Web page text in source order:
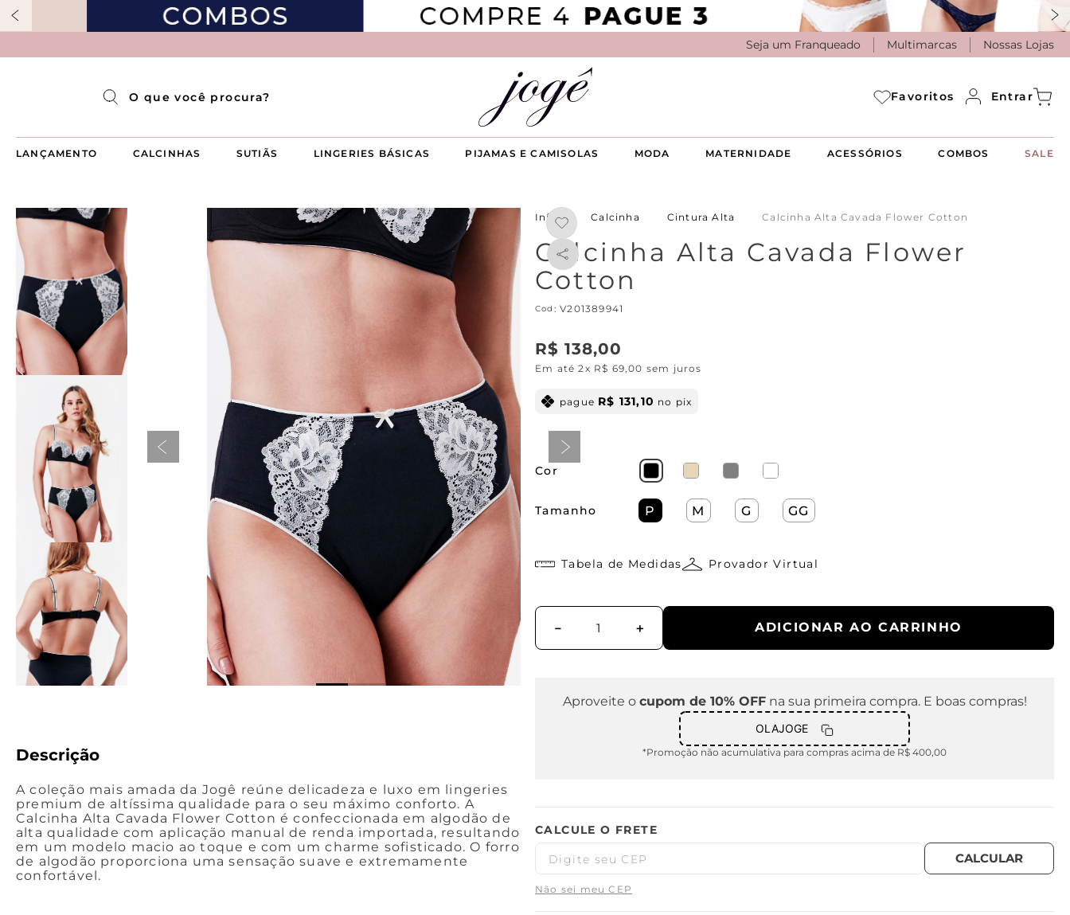
Seja um Franqueado Multimarcas Nossas Lojas
Favoritos Entrar
LANÇAMENTO CALCINHAS SUTIÃS LINGERIES BÁSICAS PIJAMAS E CAMISOLAS MODA MATERNIDADE ACESSÓRIOS COMBOS SALE
Pijama Longo Americado Aberto Luma
Pijama Capri Aberto
Pijama Curto Aberto
Descrição
A coleção mais amada da Jogê reúne delicadeza e luxo em lingeries
premium de altíssima qualidade para o seu máximo conforto. A
Calcinha Alta Cavada Flower Cotton é confeccionada em algodão de
alta qualidade com aplicação manual de renda importada, resultando
em um modelo macio ao toque e com um charme sofisticado. O forro
de algodão proporciona uma sensação suave e extremamente
confortável.
Calcinha Cintura Alta Calcinha Alta Cavada Flower Cotton
Calcinha Alta Cavada Flower
Cotton
: V201389941
R$ 138,00
Em até2x R$ 69,00 sem juros
pague R$ 131,10 no pix
Cor
Tamanho P M G GG
Provador Virtual
Tabela de Medidas
＋
－ ADICIONAR AO CARRINHO
Aproveite o cupom de 10% OFFna sua primeira compra. E boas compras!
OLAJOGE
*Promoção não acumulativa para compras acima de R$ 400,00
Não sei meu CEP